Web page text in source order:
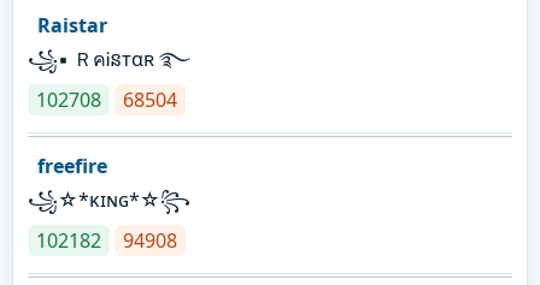
Raistar
꧁▪ ＲคᎥនтαʀ ࿐
102708
68504
freefire
꧁☆*κɪɴɢ*☆꧂
102182
94908